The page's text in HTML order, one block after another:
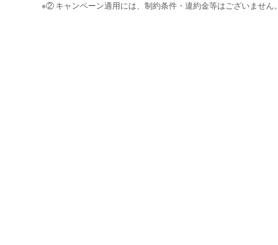
※② キャンペーン適用には、制約条件・違約金等はございません。